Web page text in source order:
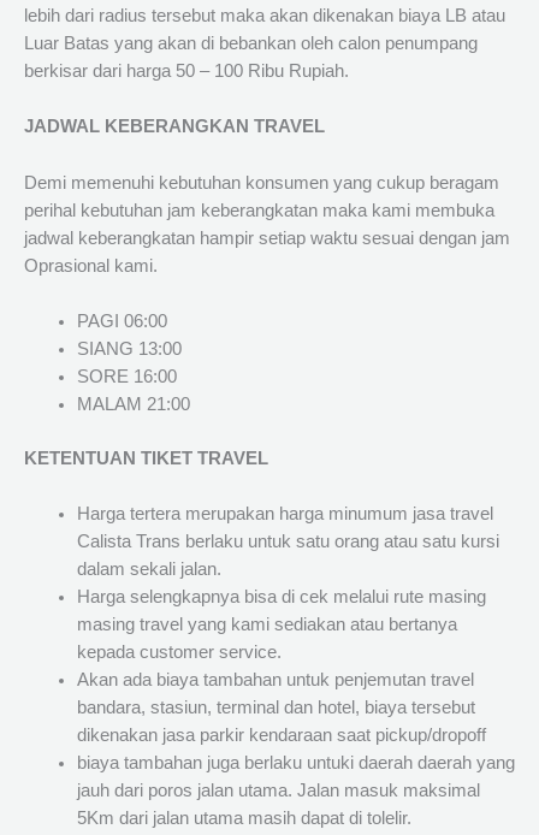
lebih dari radius tersebut maka akan dikenakan biaya LB atau
Luar Batas yang akan di bebankan oleh calon penumpang
berkisar dari harga 50 – 100 Ribu Rupiah.
JADWAL KEBERANGKAN TRAVEL
Demi memenuhi kebutuhan konsumen yang cukup beragam
perihal kebutuhan jam keberangkatan maka kami membuka
jadwal keberangkatan hampir setiap waktu sesuai dengan jam
Oprasional kami.
PAGI 06:00
SIANG 13:00
SORE 16:00
MALAM 21:00
KETENTUAN TIKET TRAVEL
Harga tertera merupakan harga minumum jasa travel
Calista Trans berlaku untuk satu orang atau satu kursi
dalam sekali jalan.
Harga selengkapnya bisa di cek melalui rute masing
masing travel yang kami sediakan atau bertanya
kepada customer service.
Akan ada biaya tambahan untuk penjemutan travel
bandara, stasiun, terminal dan hotel, biaya tersebut
dikenakan jasa parkir kendaraan saat pickup/dropoff
biaya tambahan juga berlaku untuki daerah daerah yang
jauh dari poros jalan utama. Jalan masuk maksimal
5Km dari jalan utama masih dapat di tolelir.